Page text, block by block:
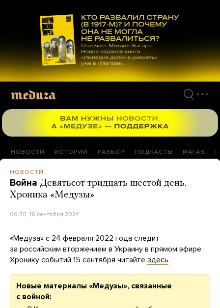
материалам
НОВОСТИ ИСТОРИИ РАЗБОР ПОДКАСТЫ МАГАЗ
НОВОСТИ
Война Девятьсот тридцать шестой день.
Хроника «Медузы»
06:30, 16 сентября 2024
«Медуза» с 24 февраля 2022 года следит
за российским вторжением в Украину в прямом эфире.
Хронику событий 15 сентября читайте здесь.
Новые материалы «Медузы», связанные
с войной: